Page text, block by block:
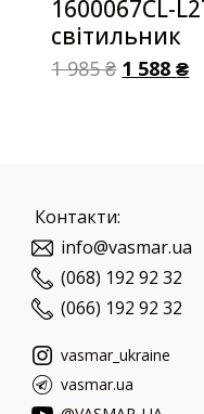
1600067CL-
світильник
1 985₴ 1 588₴
Контакти:
info@vasmar.ua
(068) 192 92 32
(066) 192 92 32
vasmar_ukraine
vasmar.ua